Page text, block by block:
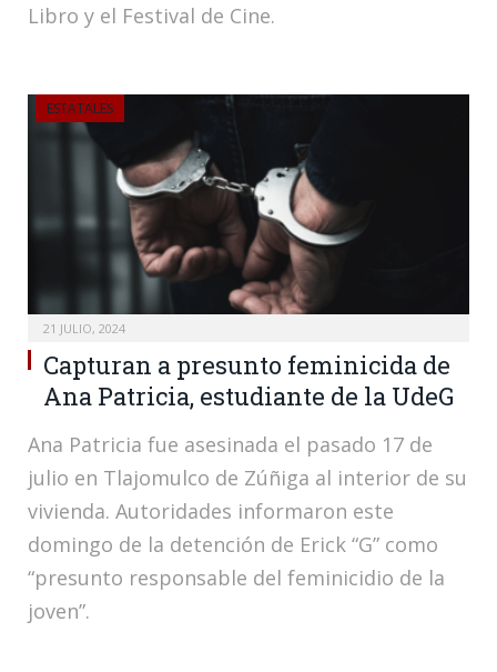
Libro y el Festival de Cine.
ESTATALES
21 JULIO, 2024
Capturan a presunto feminicida de
Ana Patricia, estudiante de la UdeG
Ana Patricia fue asesinada el pasado 17 de
julio en Tlajomulco de Zúñiga al interior de su
vivienda. Autoridades informaron este
domingo de la detención de Erick “G” como
“presunto responsable del feminicidio de la
joven”.